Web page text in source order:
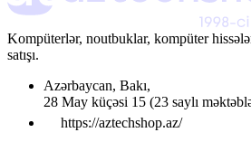
Kompüterlər, noutbuklar, kompüter
satışı.
Azərbaycan, Bakı,
28 May küçəsi 15 (23 saylı
https://aztechshop.az/